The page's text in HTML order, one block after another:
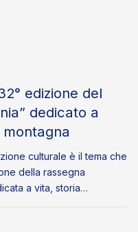
edizione del
dedicato a
culturale è il tema che
della rassegna
a vita, storia…